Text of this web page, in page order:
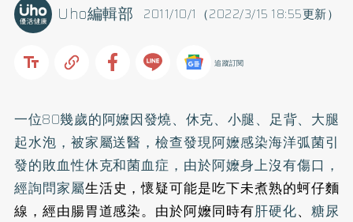
2011/10/1（2022/3/15 18:55更新）
Uho編輯部
追蹤訂閱
一位80幾歲的阿嬤因發燒、休克、小腿、足背、大腿
起水泡，被家屬送醫，檢查發現阿嬤感染海洋弧菌引
發的敗血性休克和菌血症，由於阿嬤身上沒有傷口，
經詢問家屬生活史，懷疑可能是吃下未煮熟的蚵仔麵
線，經由腸胃道感染。由於阿嬤同時有肝硬化、 糖尿